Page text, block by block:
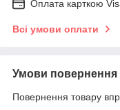
Оплата карткою
Всі умови оплати
Умови повернення
Повернення товару